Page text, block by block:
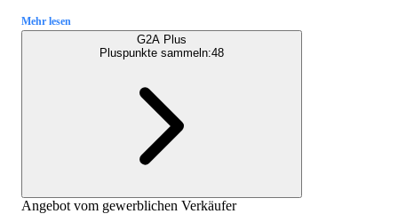
Mehr lesen
G2A Plus
Pluspunkte sammeln:48
Angebot vom gewerblichen Verkäufer